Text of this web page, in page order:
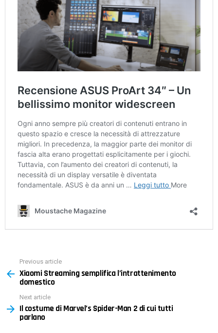
more
Previous article
Xiaomi Streaming semplifica l’intrattenimento
domestico
Next article
Il costume di Marvel’s Spider-Man 2 di cui tutti
parlano